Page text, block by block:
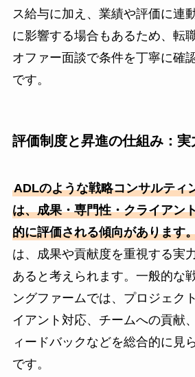
ス給与に加え、業績や評価に連
に影響する場合もあるため、転
オファー面談で条件を丁寧に確
です。
評価制度と昇進の仕組み：
ADLのような戦略コンサルティ
は、成果・専門性・クライアン
的に評価される傾向があります
は、成果や貢献度を重視する実
あると考えられます。一般的な
ングファームでは、プロジェク
イアント対応、チームへの貢献
ィードバックなどを総合的に見
です。